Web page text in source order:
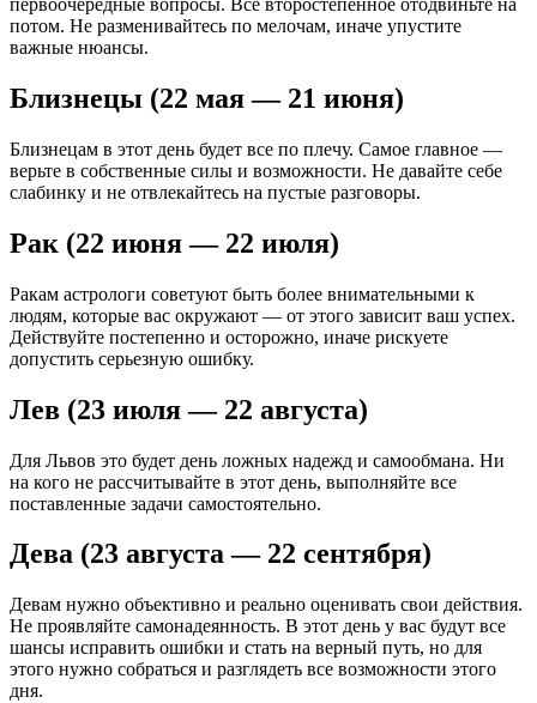
первоочередные вопросы. Все второстепенное отодвиньте на
потом. Не разменивайтесь по мелочам, иначе упустите
важные нюансы.
Близнецы (22 мая — 21 июня)
Близнецам в этот день будет все по плечу. Самое главное —
верьте в собственные силы и возможности. Не давайте себе
слабинку и не отвлекайтесь на пустые разговоры.
Рак (22 июня — 22 июля)
Ракам астрологи советуют быть более внимательными к
людям, которые вас окружают — от этого зависит ваш успех.
Действуйте постепенно и осторожно, иначе рискуете
допустить серьезную ошибку.
Лев (23 июля — 22 августа)
Для Львов это будет день ложных надежд и самообмана. Ни
на кого не рассчитывайте в этот день, выполняйте все
поставленные задачи самостоятельно.
Дева (23 августа — 22 сентября)
Девам нужно объективно и реально оценивать свои действия.
Не проявляйте самонадеянность. В этот день у вас будут все
шансы исправить ошибки и стать на верный путь, но для
этого нужно собраться и разглядеть все возможности этого
дня.